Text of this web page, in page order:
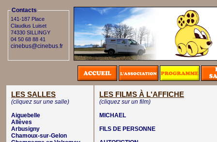
Contacts
141-187 Place
Claudius Luiset
74330 SILLINGY
04 50 68 88 41
cinebus@cinebus.fr
LES SALLES
(cliquez sur une salle)
Aiguebelle
Allèves
Arbusigny
Chamoux-sur-Gelon
LES FILMS À L'AFFICHE
(cliquez sur un film)
MICHAEL
FILS DE PERSONNE